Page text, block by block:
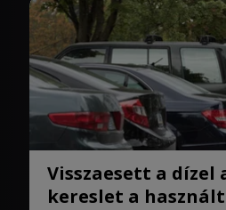
Visszaesett a
kereslet a